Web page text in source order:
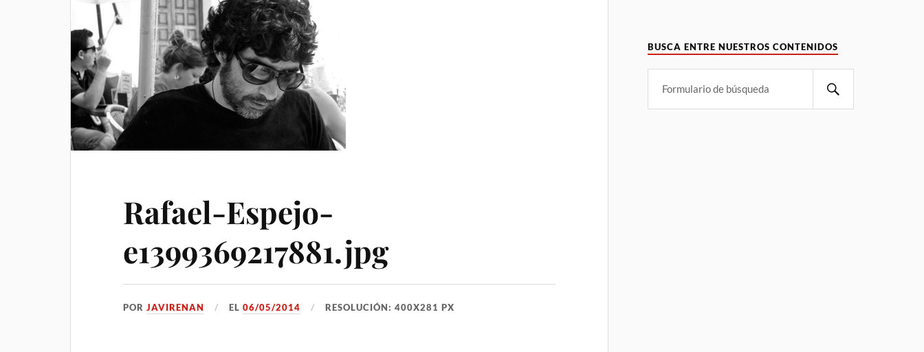
Rafael-Espejo-
e1399369217881.jpg
PORJAVIRENAN EL06/05/2014 RESOLUCIÓN: 400X281 PX
BUSCA ENTRE NUESTROS CONTENIDOS